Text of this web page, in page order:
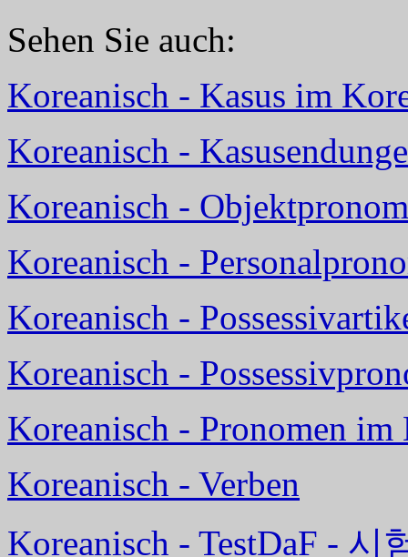
Sehen Sie auch:
Koreanisch - Kasus im
Koreanisch -
Koreanisch -
Koreanisch -
Koreanisch -
Koreanisch -
Koreanisch - Pronomen im
Koreanisch - Verben
Koreanisch - TestDaF - 시